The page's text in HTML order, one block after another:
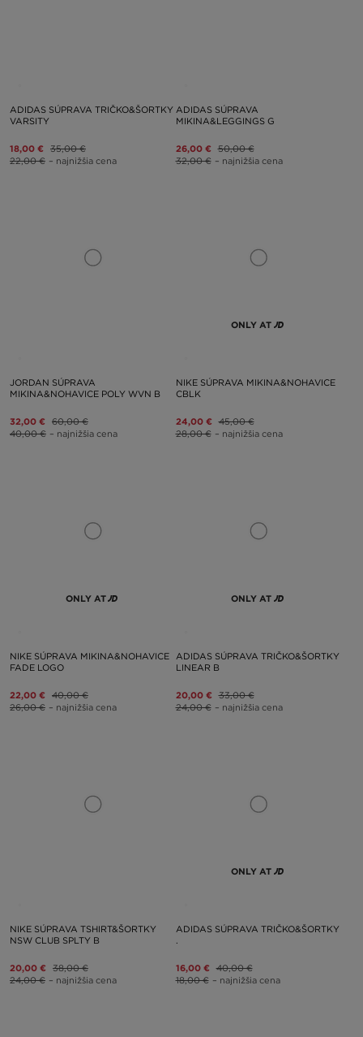
ADIDAS SÚPRAVA TRIČKO&ŠORTKY
VARSITY
18,00 € 35,00 €
22,00 € – najnižšia cena
ADIDAS SÚPRAVA
MIKINA&LEGGINGS G
26,00 € 50,00 €
32,00 € – najnižšia cena
JORDAN SÚPRAVA
MIKINA&NOHAVICE POLY WVN B
32,00 € 60,00 €
40,00 € – najnižšia cena
ONLY AT
NIKE SÚPRAVA MIKINA&NOHAVICE
CBLK
24,00 € 45,00 €
28,00 € – najnižšia cena
ONLY AT
NIKE SÚPRAVA MIKINA&NOHAVICE
FADE LOGO
22,00 € 40,00 €
26,00 € – najnižšia cena
ONLY AT
ADIDAS SÚPRAVA TRIČKO&ŠORTKY
LINEAR B
20,00 € 33,00 €
24,00 € – najnižšia cena
NIKE SÚPRAVA TSHIRT&ŠORTKY
NSW CLUB SPLTY B
20,00 € 38,00 €
24,00 € – najnižšia cena
ONLY AT
ADIDAS SÚPRAVA TRIČKO&ŠORTKY
.
16,00 € 40,00 €
18,00 € – najnižšia cena